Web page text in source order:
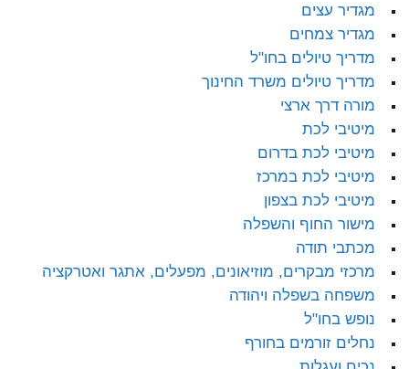
מגדיר עצים
מגדיר צמחים
מדריך טיולים בחו"ל
מדריך טיולים משרד החינוך
מורה דרך ארצי
מיטיבי לכת
מיטיבי לכת בדרום
מיטיבי לכת במרכז
מיטיבי לכת בצפון
מישור החוף והשפלה
מכתבי תודה
מרכזי מבקרים, מוזיאונים, מפעלים, אתגר ואטרקציה
משפחה בשפלה ויהודה
נופש בחו"ל
נחלים זורמים בחורף